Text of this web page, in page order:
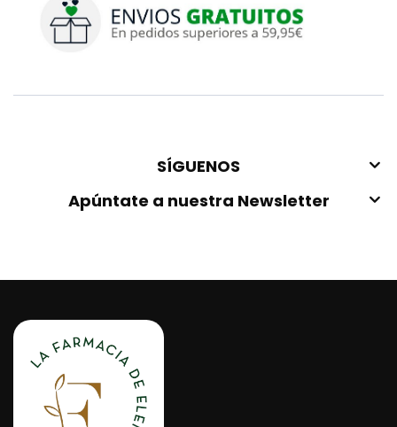
SÍGUENOS
Apúntate a nuestra Newsletter